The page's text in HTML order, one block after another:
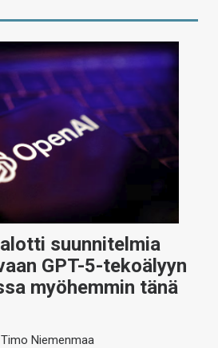
suunnitelmia
GPT-5-tekoälyyn
myöhemmin tänä
Timo Niemenmaa